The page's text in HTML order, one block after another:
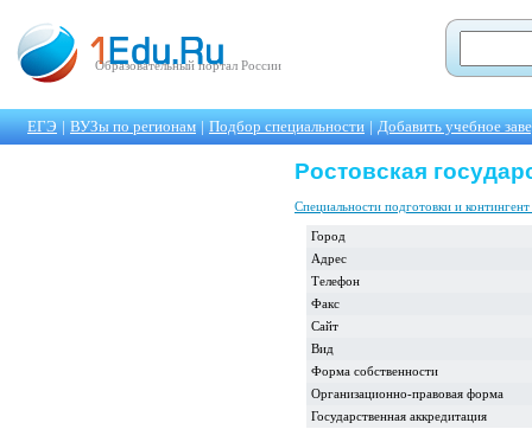
Образовательный портал России
ЕГЭ | ВУЗы по регионам | Подбор специальности | Добавить учебное
Ростовская
Специальности подготовки и контингент
Город
Адрес
Телефон
Факс
Сайт
Вид
Форма собственности
Организационно-правовая форма
Государственная аккредитация